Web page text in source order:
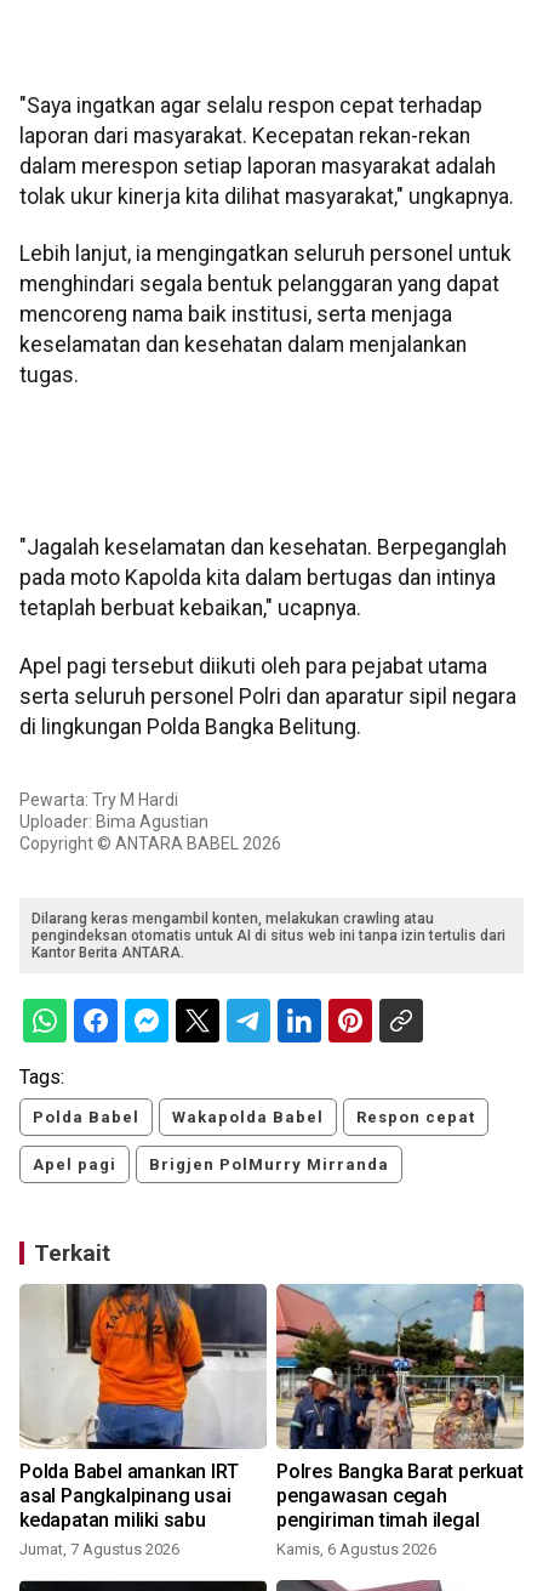
"Saya ingatkan agar selalu respon cepat terhadap
laporan dari masyarakat. Kecepatan rekan-rekan
dalam merespon setiap laporan masyarakat adalah
tolak ukur kinerja kita dilihat masyarakat," ungkapnya.
Lebih lanjut, ia mengingatkan seluruh personel untuk
menghindari segala bentuk pelanggaran yang dapat
mencoreng nama baik institusi, serta menjaga
keselamatan dan kesehatan dalam menjalankan
tugas.
"Jagalah keselamatan dan kesehatan. Berpeganglah
pada moto Kapolda kita dalam bertugas dan intinya
tetaplah berbuat kebaikan," ucapnya.
Apel pagi tersebut diikuti oleh para pejabat utama
serta seluruh personel Polri dan aparatur sipil negara
di lingkungan Polda Bangka Belitung.
Pewarta: Try M Hardi
Uploader: Bima Agustian
Copyright © ANTARA BABEL 2026
Dilarang keras mengambil konten, melakukan crawling atau
pengindeksan otomatis untuk AI di situs web ini tanpa izin tertulis dari
Kantor Berita ANTARA.
Tags:
Polda Babel Wakapolda Babel Respon cepat
Apel pagi Brigjen PolMurry Mirranda
Terkait
Polda Babel amankan IRT
asal Pangkalpinang usai
kedapatan miliki sabu
Jumat, 7 Agustus 2026
Polres Bangka Barat perkuat
pengawasan cegah
pengiriman timah ilegal
Kamis, 6 Agustus 2026